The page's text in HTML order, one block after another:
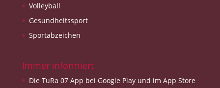
Volleyball
Gesundheitssport
Sportabzeichen
Immer informiert
Die TuRa 07 App bei Google Play und im App Store